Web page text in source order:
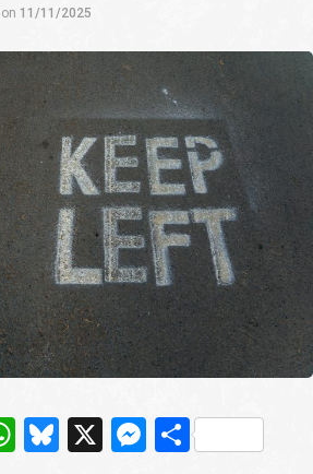
on 11/11/2025
WhatsApp
Bluesky
X